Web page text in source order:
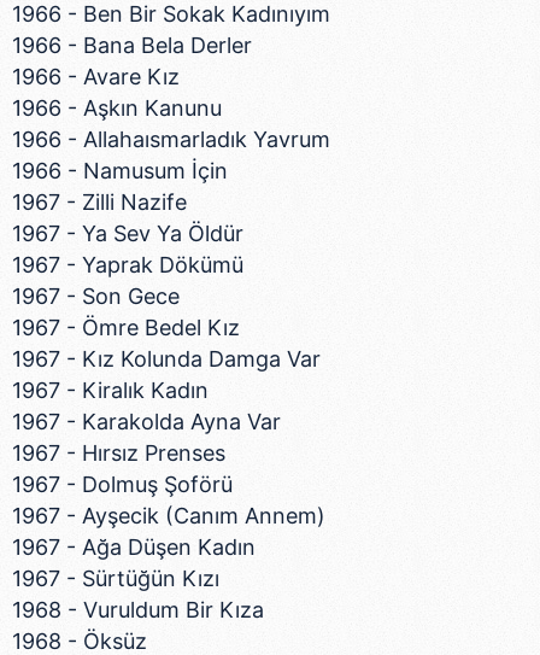
1966 - Ben Bir Sokak Kadınıyım
1966 - Bana Bela Derler
1966 - Avare Kız
1966 - Aşkın Kanunu
1966 - Allahaısmarladık Yavrum
1966 - Namusum İçin
1967 - Zilli Nazife
1967 - Ya Sev Ya Öldür
1967 - Yaprak Dökümü
1967 - Son Gece
1967 - Ömre Bedel Kız
1967 - Kız Kolunda Damga Var
1967 - Kiralık Kadın
1967 - Karakolda Ayna Var
1967 - Hırsız Prenses
1967 - Dolmuş Şoförü
1967 - Ayşecik (Canım Annem)
1967 - Ağa Düşen Kadın
1967 - Sürtüğün Kızı
1968 - Vuruldum Bir Kıza
1968 - Öksüz